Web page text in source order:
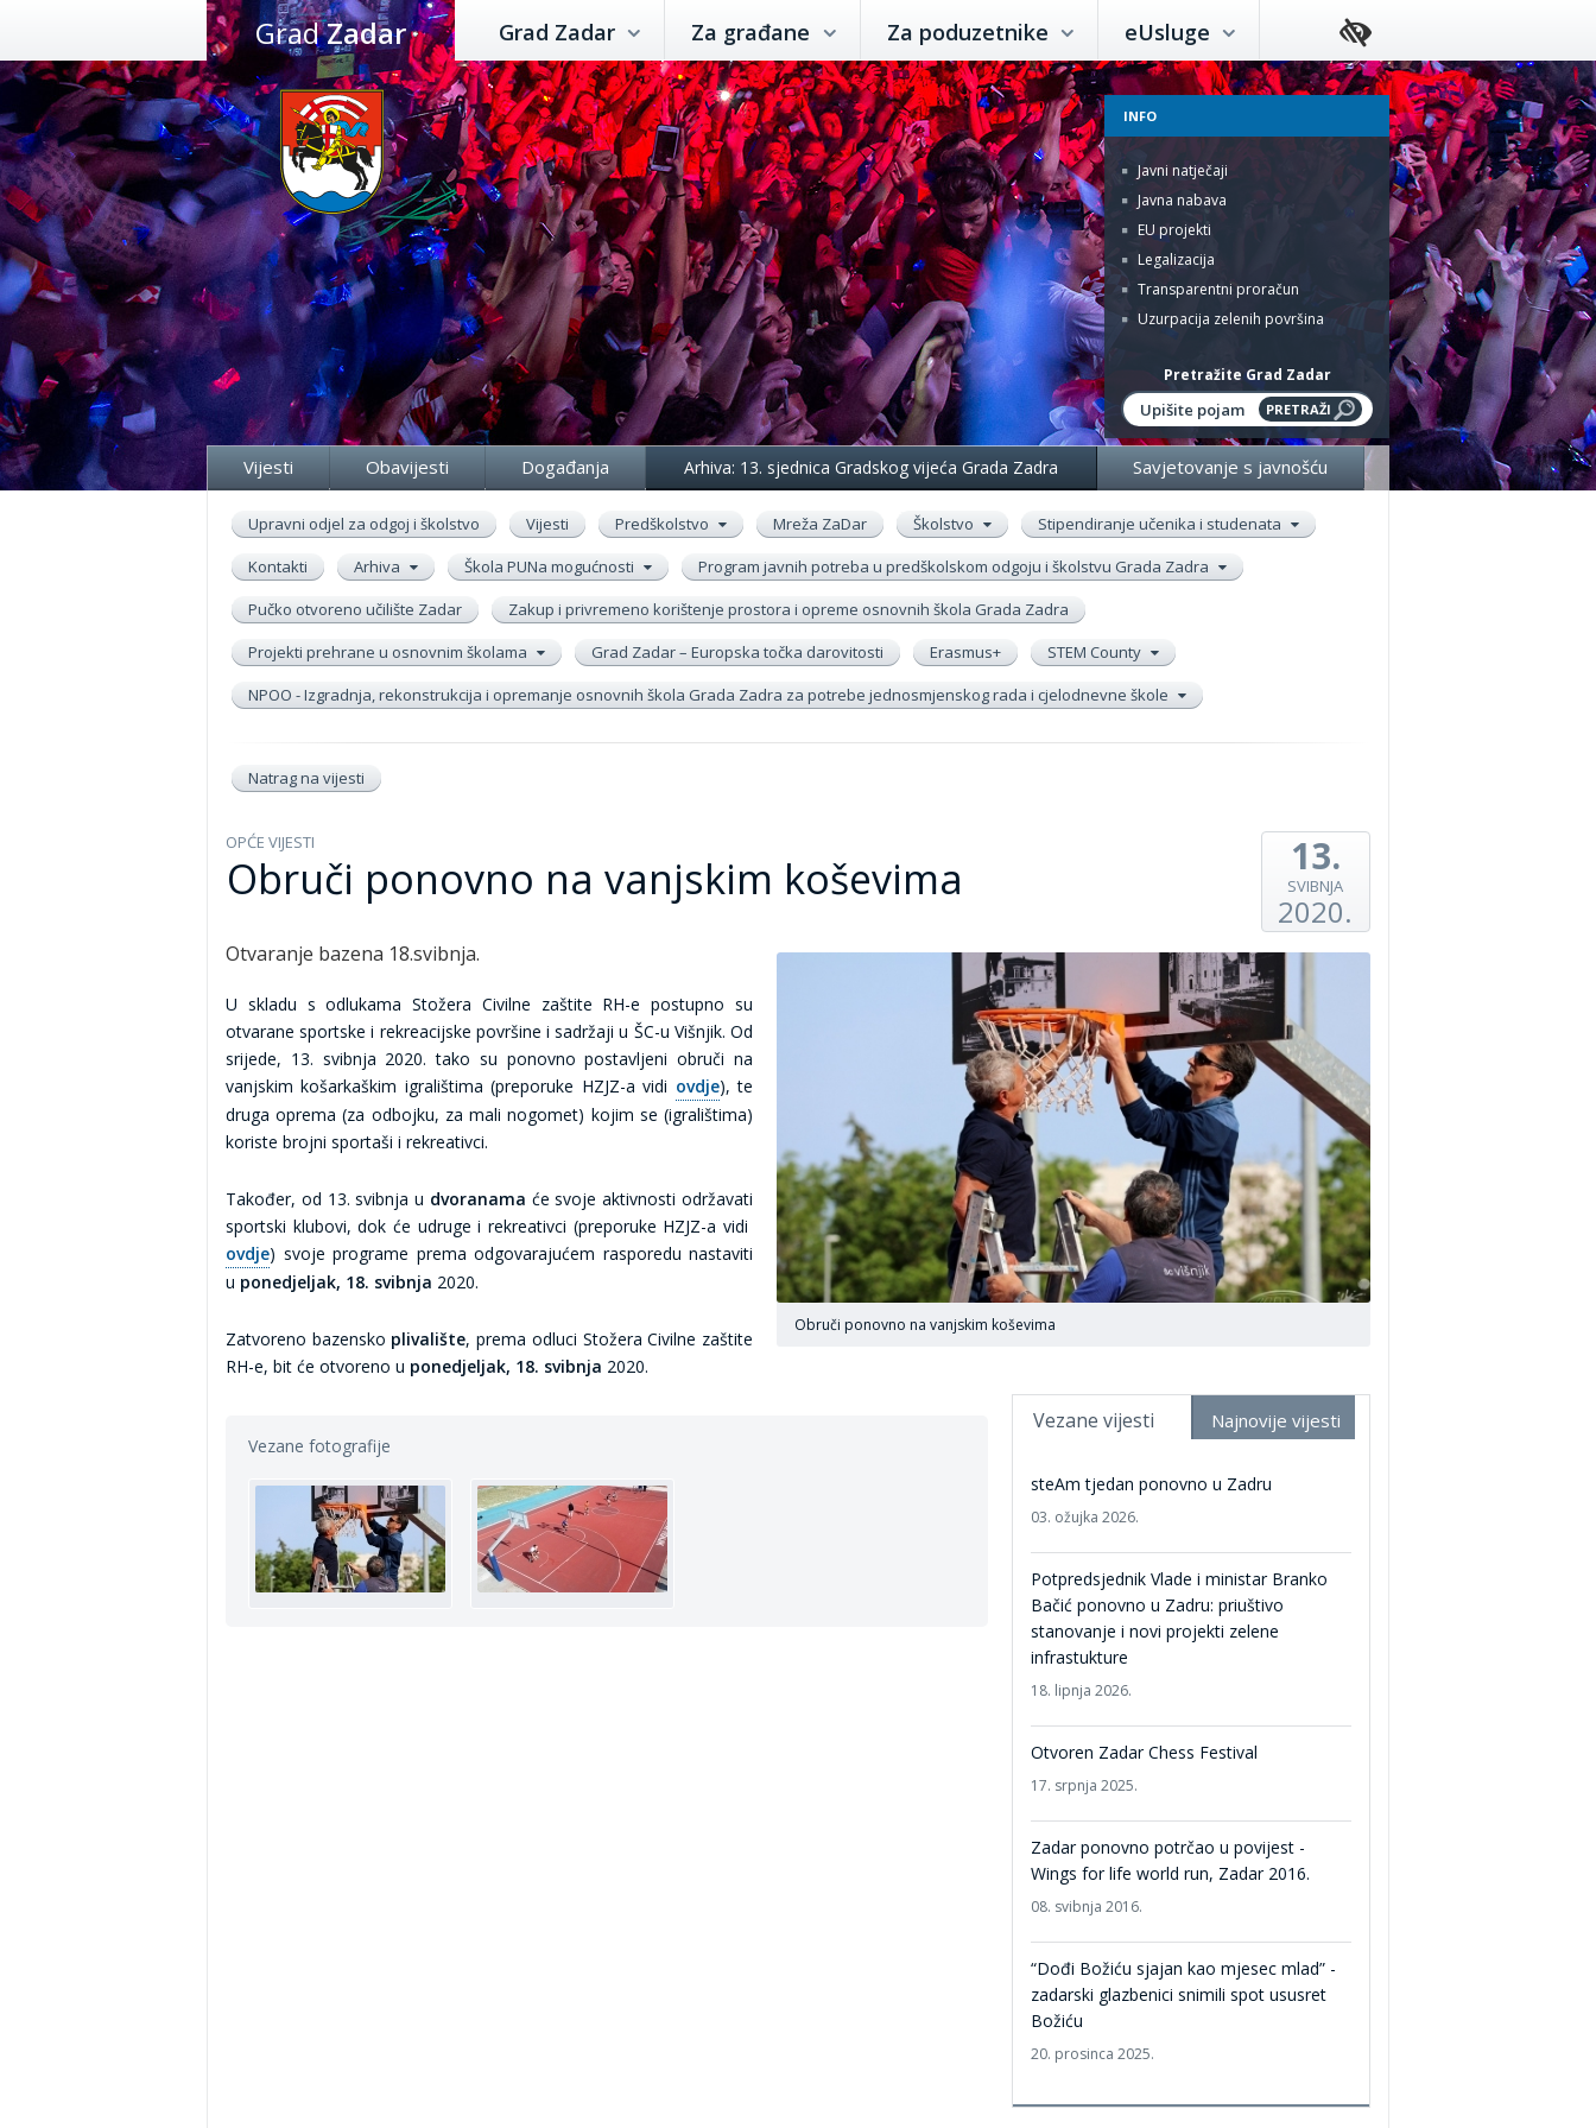
Preskoči
na
sadržaj
GradZadar Grad Zadar Za građane Za poduzetnike eUsluge
INFO
Javni natječaji
Javna nabava
EU projekti
Legalizacija
Transparentni proračun
Uzurpacija zelenih površina
Pretražite Grad Zadar
Vijesti Obavijesti Događanja Arhiva: 13. sjednica Gradskog vijeća Grada Zadra Savjetovanje s javnošću
Upravni odjel za odgoj i školstvo Vijesti Predškolstvo Mreža ZaDar Školstvo
Stipendiranje učenika i studenata
Kontakti
Arhiva Škola PUNa mogućnosti
Program javnih potreba u predškolskom odgoju i školstvu Grada Zadra
Pučko otvoreno učilište Zadar
Zakup i privremeno korištenje prostora i opreme osnovnih škola Grada Zadra
Projekti prehrane u osnovnim školama
Grad Zadar – Europska točka darovitosti Erasmus+
STEM County
NPOO - Izgradnja, rekonstrukcija i opremanje osnovnih škola Grada Zadra za potrebe jednosmjenskog rada i cjelodnevne škole
Natrag na vijesti
OPĆE VIJESTI
Obruči ponovno na vanjskim koševima 13.
SVIBNJA
2020.
Obruči ponovno na vanjskim koševima
Vezane vijesti Najnovije vijesti
steAm tjedan ponovno u Zadru
03. ožujka 2026.
Potpredsjednik Vlade i ministar Branko
Bačić ponovno u Zadru: priuštivo
stanovanje i novi projekti zelene
infrastukture
18. lipnja 2026.
Otvoren Zadar Chess Festival
17. srpnja 2025.
Zadar ponovno potrčao u povijest -
Wings for life world run, Zadar 2016.
08. svibnja 2016.
“Dođi Božiću sjajan kao mjesec mlad” -
zadarski glazbenici snimili spot ususret
Božiću
20. prosinca 2025.
Otvaranje bazena 18.svibnja.
U skladu s odlukama Stožera Civilne zaštite RH-e postupno su
otvarane sportske i rekreacijske površine i sadržaji u ŠC-u Višnjik. Od
srijede, 13. svibnja 2020. tako su ponovno postavljeni obruči na
vanjskim košarkaškim igralištima (preporuke HZJZ-a vidi ovdje), te
druga oprema (za odbojku, za mali nogomet) kojim se (igralištima)
koriste brojni sportaši i rekreativci.
Također, od 13. svibnja u dvoranama će svoje aktivnosti održavati
sportski klubovi, dok će udruge i rekreativci (preporuke HZJZ-a vidi
ovdje) svoje programe prema odgovarajućem rasporedu nastaviti
u ponedjeljak, 18. svibnja 2020.
Zatvoreno bazensko plivalište, prema odluci Stožera Civilne zaštite
RH-e, bit će otvoreno u ponedjeljak, 18. svibnja 2020.
Vezane fotografije